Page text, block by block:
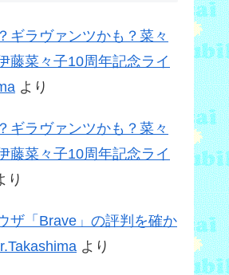
ギラヴァンツかも？菜々
藤菜々子10周年記念ライ
より
ギラヴァンツかも？菜々
藤菜々子10周年記念ライ
り
ザ「Brave」の評判を確か
より